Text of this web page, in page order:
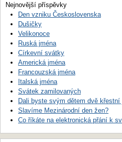
Nejnovější příspěvky
Den vzniku Československa
Dušičky
Velikonoce
Ruská jména
Církevní svátky
Americká jména
Francouzská jména
Italská jména
Svátek zamilovaných
Dali byste svým dětem dvě křestní
Slavíme Mezinárodní den žen?
Co říkáte na elektronická přání k